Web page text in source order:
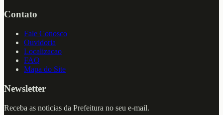
Contato
Fale Conosco
Ouvidoria
Localizacao
FAQ
Mapa do Site
Newsletter
Receba as noticias da Prefeitura no seu e-mail.